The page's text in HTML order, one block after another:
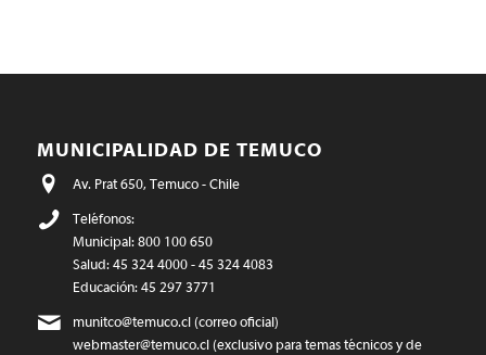
MUNICIPALIDAD DE TEMUCO
Av. Prat 650, Temuco - Chile
Teléfonos:
Municipal: 800 100 650
Salud: 45 324 4000 - 45 324 4083
Educación: 45 297 3771
munitco@temuco.cl(correo oficial)
webmaster@temuco.cl(exclusivo para temas técnicos y de